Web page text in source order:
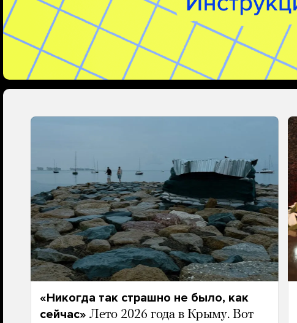
«Никогда так страшно не было, как
сейчас» Лето 2026 года в Крыму. Вот